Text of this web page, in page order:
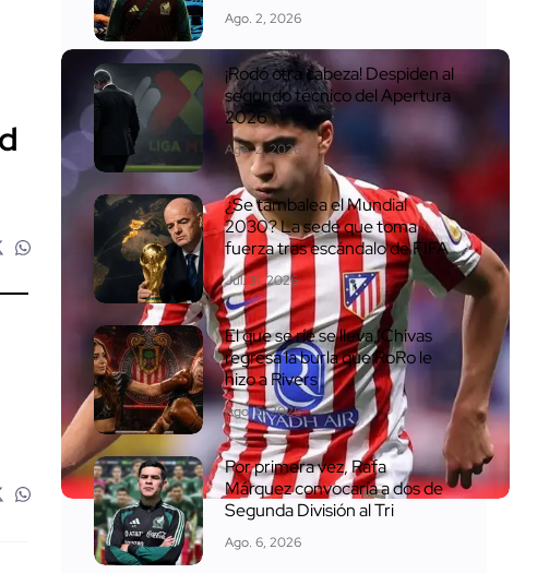
Ago. 2, 2026
¡Rodó otra cabeza! Despiden al
segundo técnico del Apertura
2026
Ago. 2, 2026
¿Se tambalea el Mundial
2030? La sede que toma
fuerza tras escándalo de FIFA
Jul. 31, 2026
El que se ríe se lleva, Chivas
regresa la burla que RoRo le
hizo a Rivers
Ago. 5, 2026
Por primera vez, Rafa
Márquez convocaría a dos de
Segunda División al Tri
Ago. 6, 2026